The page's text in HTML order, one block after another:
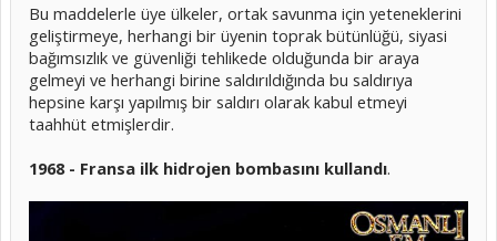
Bu maddelerle üye ülkeler, ortak savunma için yeteneklerini
geliştirmeye, herhangi bir üyenin toprak bütünlüğü, siyasi
bağımsızlık ve güvenliği tehlikede olduğunda bir araya
gelmeyi ve herhangi birine saldırıldığında bu saldırıya
hepsine karşı yapılmış bir saldırı olarak kabul etmeyi
taahhüt etmişlerdir.
1968 - Fransa ilk hidrojen bombasını kullandı.